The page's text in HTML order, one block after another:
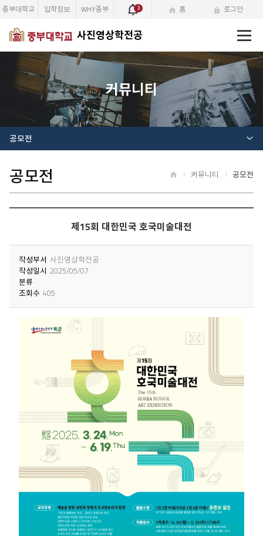
사진영상학전공
메
뉴
중부대학교 입학정보 WHY중부 3 홈 로그인
커뮤니티
공모전
공모전 커뮤니티 공모전
제15회 대한민국 호국미술대전
작성부서 사진영상학전공
작성일시 2025/05/07
분류
조회수 405